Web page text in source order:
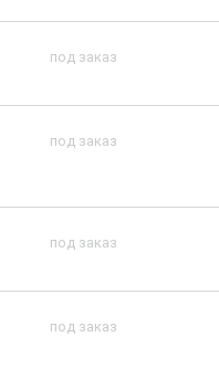
под заказ
под заказ
под заказ
под заказ